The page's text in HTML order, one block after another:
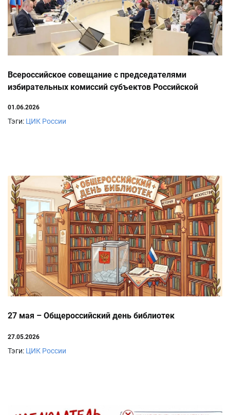
Всероссийское совещание с председателями
избирательных комиссий субъектов Российской
01.06.2026
Тэги: ЦИК России
27 мая – Общероссийский день библиотек
27.05.2026
Тэги: ЦИК России